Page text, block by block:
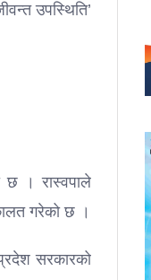
उपस्थिति’
छ । रास्वपाले
गरेको छ ।
सरकारको